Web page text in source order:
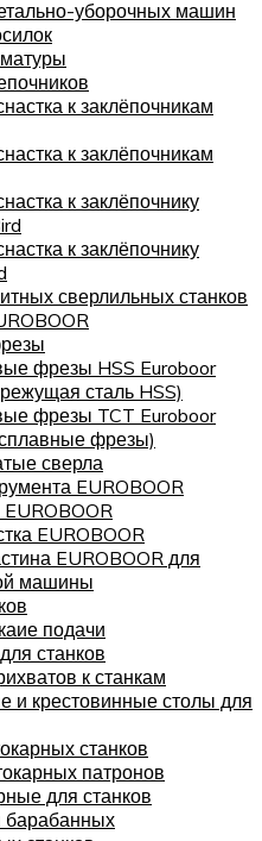
уборочных машин
к заклёпочникам
к заклёпочникам
к заклёпочнику
к заклёпочнику
сверлильных станков
фрезы HSS Euroboor
сталь HSS)
фрезы TCT Euroboor
фрезы)
сверла
EUROBOOR
EUROBOOR
EUROBOOR для
машины
подачи
станков
к станкам
и крестовинные столы для
станков
патронов
для станков
барабанных